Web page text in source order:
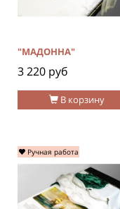
В корзину
"МАДОННА"
3 220 руб
Ручная работа